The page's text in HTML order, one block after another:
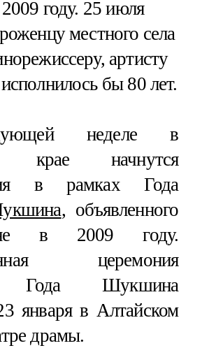
году. 25 июля
местного села
артисту
бы 80 лет.
неделе в
крае начнутся
в рамках Года
, объявленного
в 2009 году.
церемония
Года Шукшина
января в Алтайском
драмы.